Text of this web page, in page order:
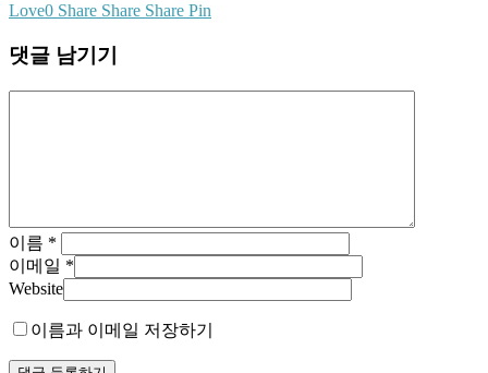
Love0 Share Share Share Pin
댓글 남기기
이름 *
이메일 *
Website
이름과 이메일 저장하기